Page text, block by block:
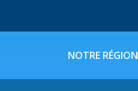
NOTRE RÉGION